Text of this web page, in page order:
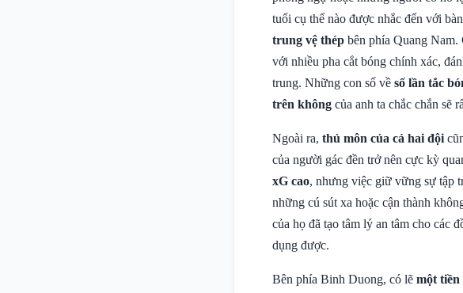
tuổi cụ thể nào được nhắc đến với
trung vệ thép bên phía Quang Nam.
với nhiều pha cắt bóng chính xác,
trung. Những con số về số lần tắc
trên không của anh ta chắc chắn sẽ
Ngoài ra, thủ môn của cả hai đội
của người gác đền trở nên cực kỳ
xG cao, nhưng việc giữ vững sự tập
những cú sút xa hoặc cận thành
của họ đã tạo tâm lý an tâm cho các
dụng được.
Bên phía Binh Duong, có lẽ một